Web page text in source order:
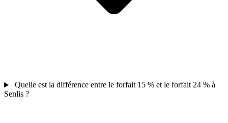
Quelle est la différence entre le forfait 15 % et le forfait 24 % à
Senlis ?